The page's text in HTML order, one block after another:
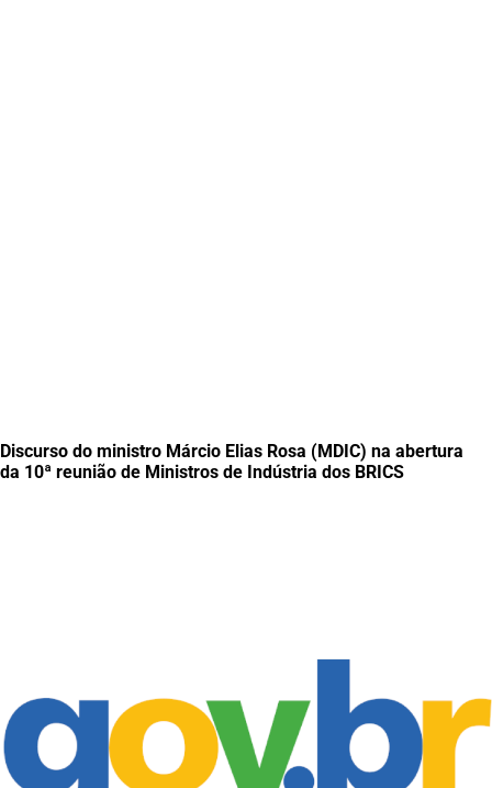
Discurso do ministro Márcio Elias Rosa (MDIC) na abertura
da 10ª reunião de Ministros de Indústria dos BRICS